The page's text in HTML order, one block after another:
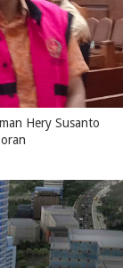
Hery Susanto